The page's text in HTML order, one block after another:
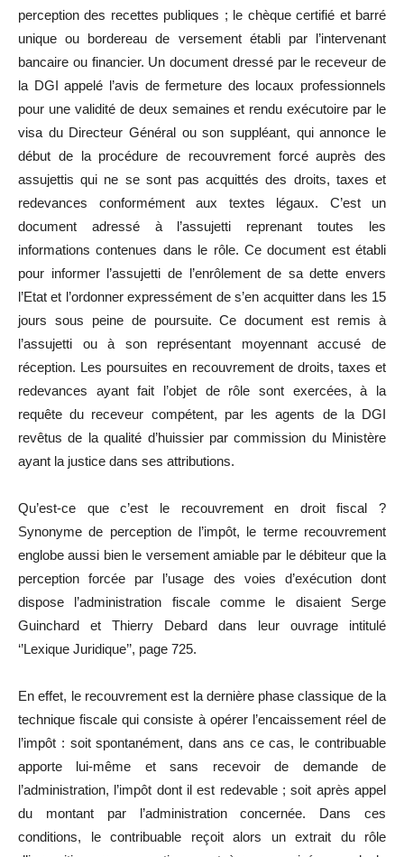
perception des recettes publiques ; le chèque certifié et barré
unique ou bordereau de versement établi par l’intervenant
bancaire ou financier. Un document dressé par le receveur de
la DGI appelé l’avis de fermeture des locaux professionnels
pour une validité de deux semaines et rendu exécutoire par le
visa du Directeur Général ou son suppléant, qui annonce le
début de la procédure de recouvrement forcé auprès des
assujettis qui ne se sont pas acquittés des droits, taxes et
redevances conformément aux textes légaux. C’est un
document adressé à l’assujetti reprenant toutes les
informations contenues dans le rôle. Ce document est établi
pour informer l’assujetti de l’enrôlement de sa dette envers
l’Etat et l’ordonner expressément de s’en acquitter dans les 15
jours sous peine de poursuite. Ce document est remis à
l’assujetti ou à son représentant moyennant accusé de
réception. Les poursuites en recouvrement de droits, taxes et
redevances ayant fait l’objet de rôle sont exercées, à la
requête du receveur compétent, par les agents de la DGI
revêtus de la qualité d’huissier par commission du Ministère
ayant la justice dans ses attributions.
Qu’est-ce que c’est le recouvrement en droit fiscal ?
Synonyme de perception de l’impôt, le terme recouvrement
englobe aussi bien le versement amiable par le débiteur que la
perception forcée par l’usage des voies d’exécution dont
dispose l’administration fiscale comme le disaient Serge
Guinchard et Thierry Debard dans leur ouvrage intitulé
‘’Lexique Juridique’’, page 725.
En effet, le recouvrement est la dernière phase classique de la
technique fiscale qui consiste à opérer l’encaissement réel de
l’impôt : soit spontanément, dans ans ce cas, le contribuable
apporte lui-même et sans recevoir de demande de
l’administration, l’impôt dont il est redevable ; soit après appel
du montant par l’administration concernée. Dans ces
conditions, le contribuable reçoit alors un extrait du rôle